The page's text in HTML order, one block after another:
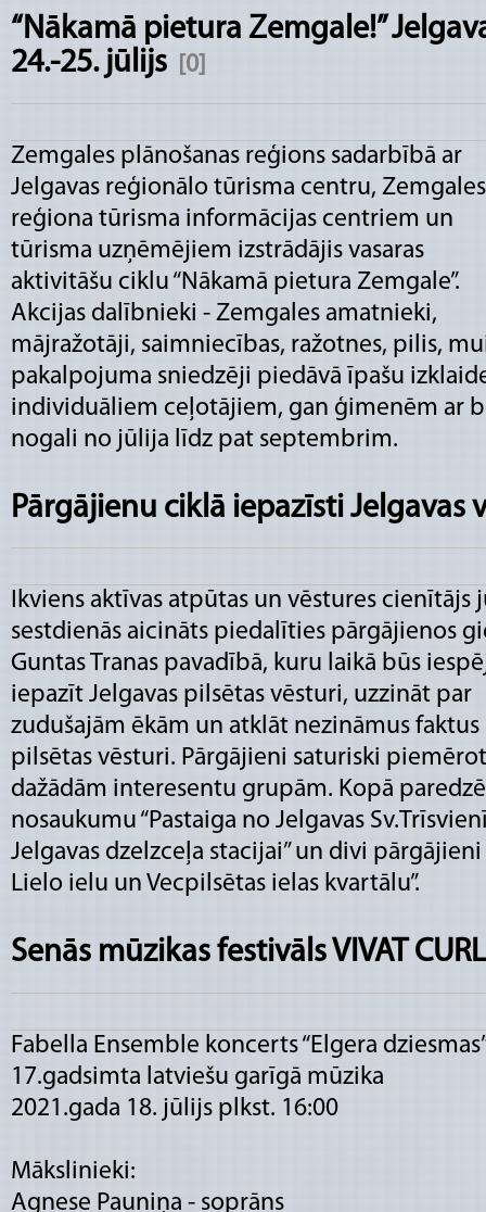
“Nākamā pietura Zemgale!”
24.-25. jūlijs
[0]
Zemgales plānošanas reģions sadarbībā ar
Jelgavas reģionālo tūrisma centru, Zemgales
reģiona tūrisma informācijas centriem un
tūrisma uzņēmējiem izstrādājis vasaras
aktivitāšu ciklu “Nākamā pietura Zemgale”.
Akcijas dalībnieki - Zemgales amatnieki,
mājražotāji, saimniecības, ražotnes, pilis,
pakalpojuma sniedzēji piedāvā īpašu
individuāliem ceļotājiem, gan ģimenēm ar
nogali no jūlija līdz pat septembrim.
Pārgājienu ciklā iepazīsti Jelgavas
Ikviens aktīvas atpūtas un vēstures cienītājs
sestdienās aicināts piedalīties pārgājienos
Guntas Tranas pavadībā, kuru laikā būs
iepazīt Jelgavas pilsētas vēsturi, uzzināt par
zudušajām ēkām un atklāt nezināmus faktus
pilsētas vēsturi. Pārgājieni saturiski
dažādām interesentu grupām. Kopā
nosaukumu “Pastaiga no Jelgavas
Jelgavas dzelzceļa stacijai” un divi pārgājieni
Lielo ielu un Vecpilsētas ielas kvartālu”.
Senās mūzikas festivāls VIVAT
Fabella Ensemble koncerts “Elgera
17.gadsimta latviešu garīgā mūzika
2021.gada 18. jūlijs plkst. 16:00
Mākslinieki:
Agnese Pauniņa - soprāns